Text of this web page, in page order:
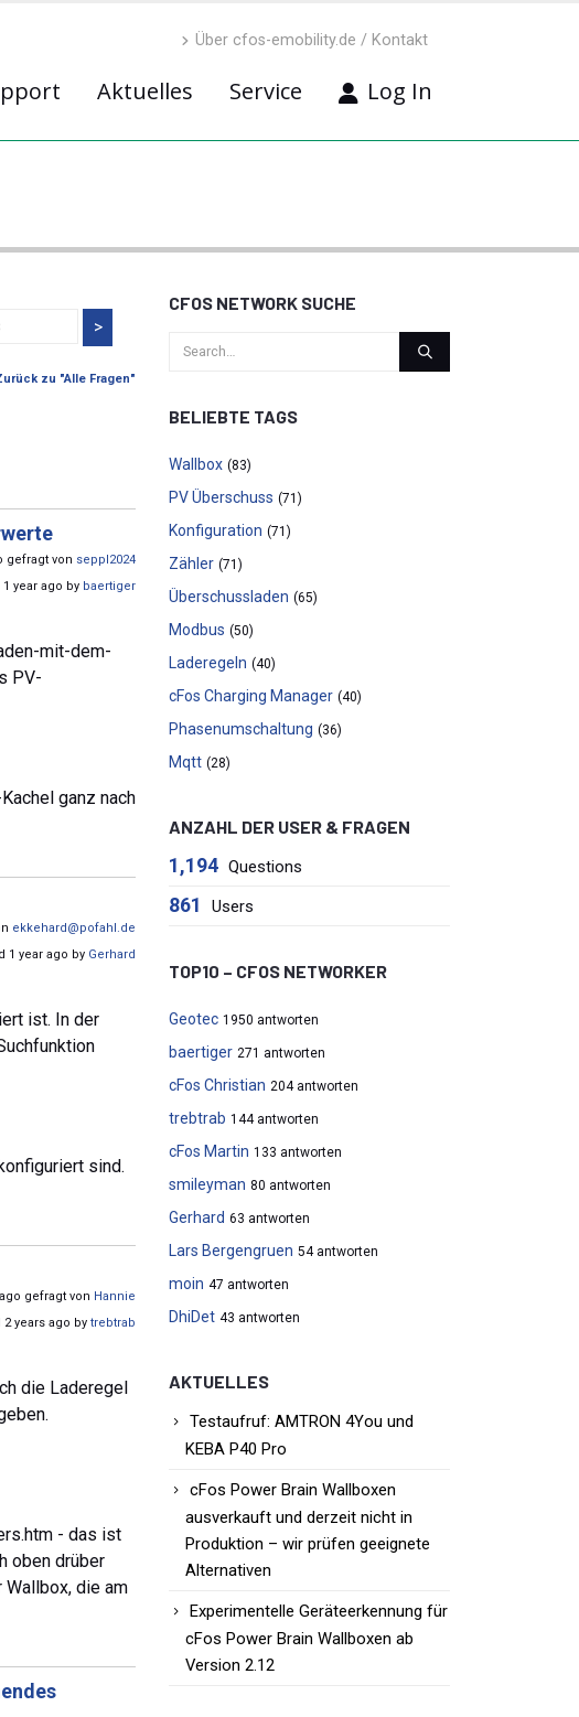
Über cfos-emobility.de / Kontakt
Aktuelles Service Log In
>
zu "Alle Fragen"
gefragt von seppl2024
year ago by baertiger
mit-dem-
PV-
ganz nach
ekkehard@pofahl.de
1 year ago by Gerhard
ist. In der
sind.
gefragt von Hannie
2 years ago by trebtrab
die Laderegel
- das ist
oben drüber
Wallbox, die am
CFOS NETWORK SUCHE
BELIEBTE TAGS
Wallbox (83)
PV Überschuss (71)
Konfiguration (71)
Zähler (71)
Überschussladen (65)
Modbus (50)
Laderegeln (40)
cFos Charging Manager (40)
Phasenumschaltung (36)
Mqtt (28)
ANZAHL DER USER & FRAGEN
1,194 Questions
861 Users
TOP10 – CFOS NETWORKER
Geotec 1950 antworten
baertiger 271 antworten
cFos Christian 204 antworten
trebtrab 144 antworten
cFos Martin 133 antworten
smileyman 80 antworten
Gerhard 63 antworten
Lars Bergengruen 54 antworten
moin 47 antworten
DhiDet 43 antworten
AKTUELLES
Testaufruf: AMTRON 4You und
KEBA P40 Pro
cFos Power Brain Wallboxen
ausverkauft und derzeit nicht in
Produktion – wir prüfen geeignete
Alternativen
Experimentelle Geräteerkennung für
cFos Power Brain Wallboxen ab
Version 2.12